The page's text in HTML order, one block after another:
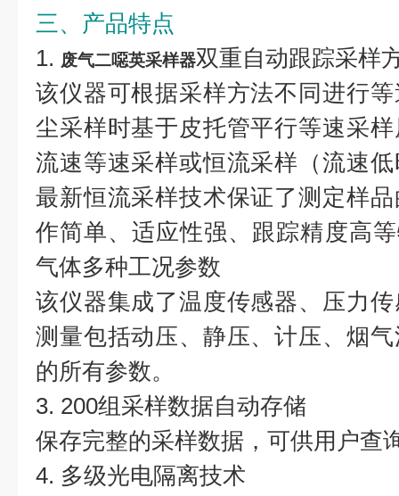
三、产品特点
1. 废气二噁英采样器双重自动跟踪采样
该仪器可根据采样方法不同进行
尘采样时基于皮托管平行等速采
流速等速采样或恒流采样（流速
最新恒流采样技术保证了测定样
作简单、适应性强、跟踪精度高
气体多种工况参数
该仪器集成了温度传感器、压力
测量包括动压、静压、计压、烟
的所有参数。
3. 200组采样数据自动存储
保存完整的采样数据，可供用户查
4. 多级光电隔离技术